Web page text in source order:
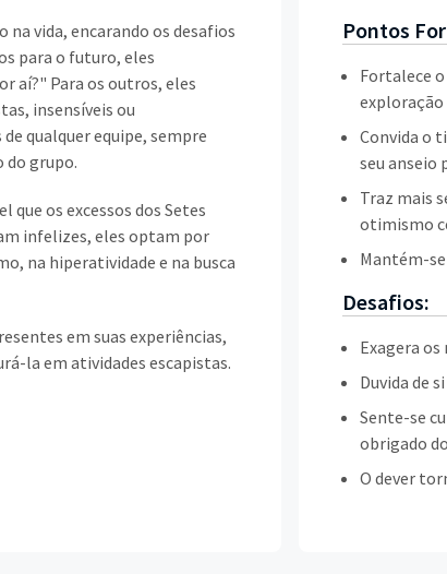
na vida, encarando os desafios
para o futuro, eles
aí?" Para os outros, eles
insensíveis ou
qualquer equipe, sempre
do grupo.
que os excessos dos Setes
infelizes, eles optam por
na hiperatividade e na busca
em suas experiências,
la em atividades escapistas.
Pontos
Fortalece
exploração
Convida o
seu anseio
Traz mais
otimismo
Mantém-
Desafios:
Exagera
Duvida de
Sente-se
obrigado
O dever